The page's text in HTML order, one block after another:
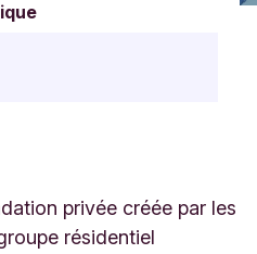
privée créée par les
résidentiel